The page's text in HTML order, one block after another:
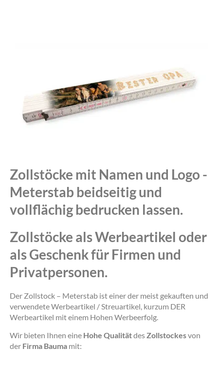
Zollstöcke mit Namen und Logo -
Meterstab beidseitig und
vollflächig bedrucken lassen.
Zollstöcke als Werbeartikel oder
als Geschenk für Firmen und
Privatpersonen.
Der Zollstock – Meterstab ist einer der meist gekauften und
verwendete Werbeartikel / Streuartikel, kurzum DER
Werbeartikel mit einem Hohen Werbeerfolg.
Wir bieten Ihnen eine Hohe Qualitätdes Zollstockesvon
der Firma Bauma mit: